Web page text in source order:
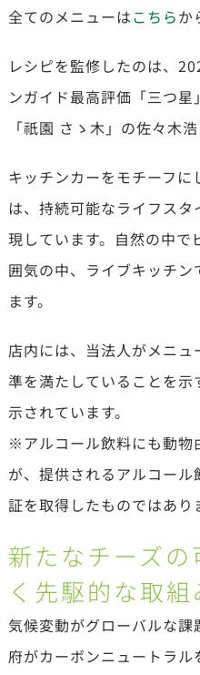
全てのメニューはこちらか
レシピを監修したのは、
ンガイド最高評価「三つ
「祇園 さゝ木」の佐々木浩
キッチンカーをモチーフ
は、持続可能なライフス
現しています。自然の中
囲気の中、ライブキッチ
ます。
店内には、当法人がメニ
準を満たしていることを
示されています。
※アルコール飲料にも動物
が、提供されるアルコー
証を取得したものではあり
新たなチーズ
く先駆的な取組
気候変動がグローバルな
府がカーボンニュートラ